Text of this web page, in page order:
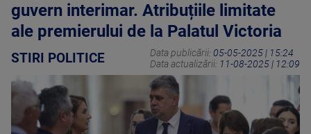
guvern interimar. Atribuțiile limitate
ale premierului de la Palatul Victoria
STIRI POLITICE Data publicării: 05-05-2025 | 15:24
Data actualizării: 11-08-2025 | 12:09